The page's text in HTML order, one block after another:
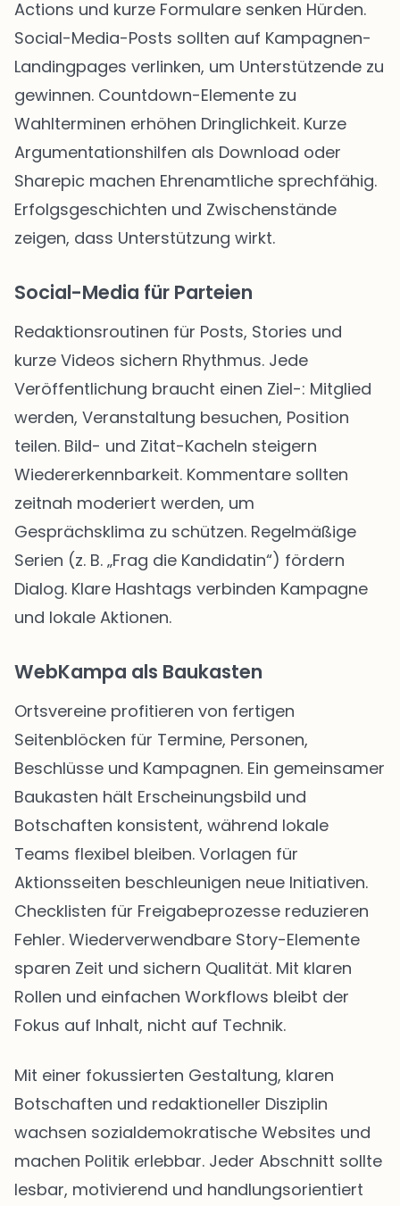
Actions und kurze Formulare senken Hürden.
Social-Media-Posts sollten auf Kampagnen-
Landingpages verlinken, um Unterstützende zu
gewinnen. Countdown-Elemente zu
Wahlterminen erhöhen Dringlichkeit. Kurze
Argumentationshilfen als Download oder
Sharepic machen Ehrenamtliche sprechfähig.
Erfolgsgeschichten und Zwischenstände
zeigen, dass Unterstützung wirkt.
Social-Media für Parteien
Redaktionsroutinen für Posts, Stories und
kurze Videos sichern Rhythmus. Jede
Veröffentlichung braucht einen Ziel-: Mitglied
werden, Veranstaltung besuchen, Position
teilen. Bild- und Zitat-Kacheln steigern
Wiedererkennbarkeit. Kommentare sollten
zeitnah moderiert werden, um
Gesprächsklima zu schützen. Regelmäßige
Serien (z. B. „Frag die Kandidatin“) fördern
Dialog. Klare Hashtags verbinden Kampagne
und lokale Aktionen.
WebKampa als Baukasten
Ortsvereine profitieren von fertigen
Seitenblöcken für Termine, Personen,
Beschlüsse und Kampagnen. Ein gemeinsamer
Baukasten hält Erscheinungsbild und
Botschaften konsistent, während lokale
Teams flexibel bleiben. Vorlagen für
Aktionsseiten beschleunigen neue Initiativen.
Checklisten für Freigabeprozesse reduzieren
Fehler. Wiederverwendbare Story-Elemente
sparen Zeit und sichern Qualität. Mit klaren
Rollen und einfachen Workflows bleibt der
Fokus auf Inhalt, nicht auf Technik.
Mit einer fokussierten Gestaltung, klaren
Botschaften und redaktioneller Disziplin
wachsen sozialdemokratische Websites und
machen Politik erlebbar. Jeder Abschnitt sollte
lesbar, motivierend und handlungsorientiert